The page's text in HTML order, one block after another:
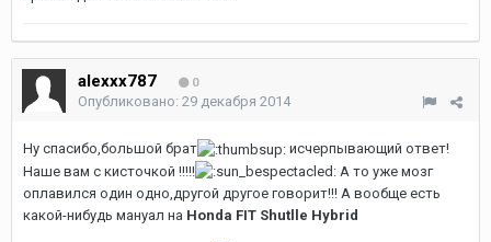
alexxx787 0
Опубликовано: 29 декабря 2014
Ну спасибо,большой брат
исчерпывающий ответ!
Наше вам с кисточкой !!!!!
А то уже мозг
оплавился один одно,другой другое говорит!!! А вообще есть
какой-нибудь мануал на Honda FIT Shutlle Hybrid